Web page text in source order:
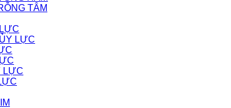
TÂM
LỰC
LỰC